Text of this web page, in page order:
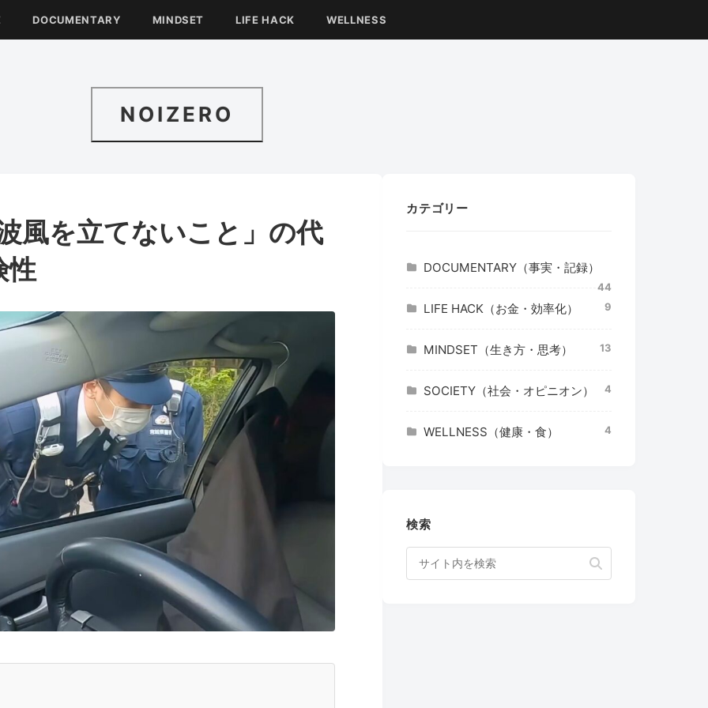
DOCUMENTARY MINDSET LIFE HACK WELLNESS
NOIZERO
風を立てないこと」の代
性
カテゴリー
DOCUMENTARY（事実・記録）
44
LIFE HACK（お金・効率化） 9
MINDSET（生き方・思考） 13
SOCIETY（社会・オピニオン） 4
WELLNESS（健康・食） 4
検索